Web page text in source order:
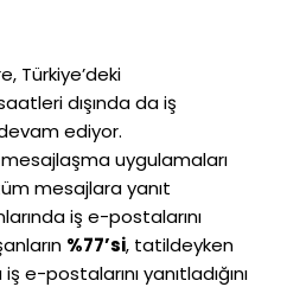
Türkiye’deki
dışında da iş
ediyor.
mesajlaşma uygulamaları
mesajlara yanıt
iş e-postalarını
%77’si, tatildeyken
e-postalarını yanıtladığını